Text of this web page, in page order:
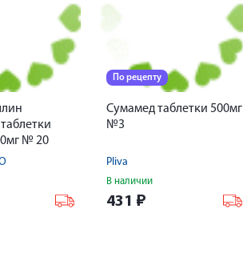
№ 20
По рецепту
Сумамед таблетки 500мг
№3
Pliva
В наличии
431 ₽